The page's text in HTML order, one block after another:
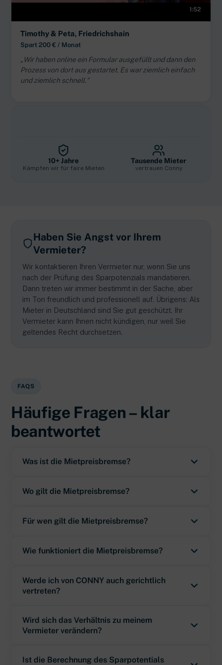
1:52
Timothy & Peta, Friedrichshain
Spart 200 € / Monat
„Wir haben online ein Formular ausgefüllt und dann den
Prozess von dort aus gestartet. Es war ziemlich einfach
und ziemlich schnell."
10+ Jahre
Kämpfen wir für faire Mieten
Tausende Mieter
vertrauen Conny
Haben Sie Angst vor Ihrem
Vermieter?
Wir kontaktieren Ihren Vermieter nur, wenn Sie uns
nach der Prüfung des Sparpotenzials mandatieren.
Dann treten wir immer bestimmt in der Sache, aber
im Ton freundlich und professionell auf. Übrigens: Als
Mieter in Deutschland sind Sie gut geschützt. Ihr
Vermieter kann Ihnen nicht kündigen, nur weil Sie
geltendes Recht durchsetzen.
FAQS
Häufige Fragen – klar
beantwortet
Was ist die Mietpreisbremse?
Wo gilt die Mietpreisbremse?
Für wen gilt die Mietpreisbremse?
Wie funktioniert die Mietpreisbremse?
Werde ich von CONNY auch gerichtlich
vertreten?
Wird sich das Verhältnis zu meinem
Vermieter verändern?
Ist die Berechnung des Sparpotentials